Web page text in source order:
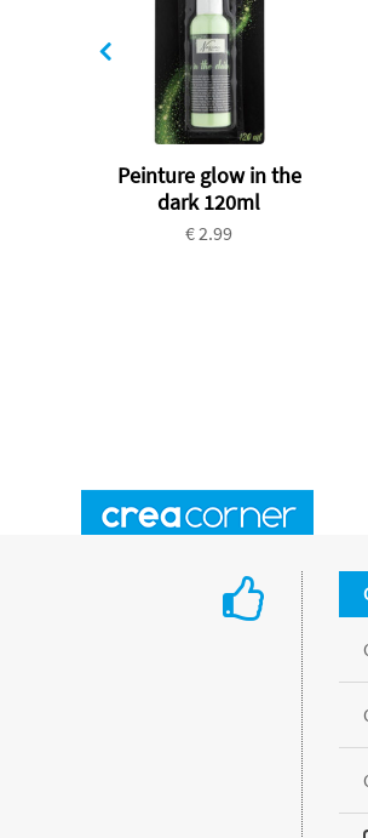
Peinture glow in the
dark 120ml
€ 2.99
Tous les produits sont vendus dans la